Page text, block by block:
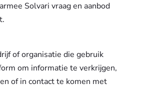
Solvari vraag en aanbod
of organisatie die gebruik
om informatie te verkrijgen,
of in contact te komen met